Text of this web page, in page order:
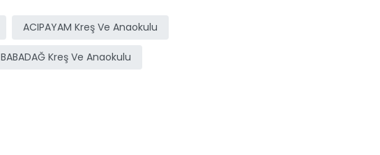
ACIPAYAM Kreş Ve Anaokulu
BABADAĞ Kreş Ve Anaokulu